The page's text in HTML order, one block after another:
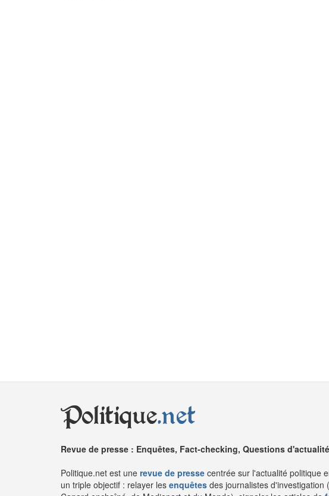
Politique.net
Revue de presse : Enquêtes, Fact-checking, Questions
Politique.net est une revue de presse centrée sur l'actualité politique
un triple objectif : relayer les enquêtes des journalistes d'investigation